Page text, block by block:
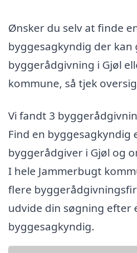
Ønsker du selv at finde
byggesagkyndig der kan
byggerådgivning i Gjøl
kommune, så tjek
Vi fandt 3
Find en byggesagkyndig
byggerådgiver i Gjøl og
I hele Jammerbugt
flere
udvide din søgning efter
byggesagkyndig.